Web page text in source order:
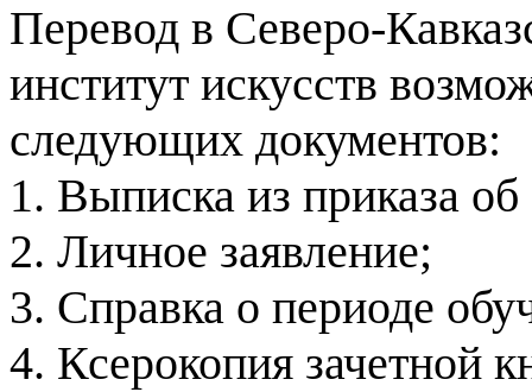
Перевод в Северо-
институт искусств
следующих документов:
1. Выписка из приказа об
2. Личное заявление;
3. Справка о периоде
4. Ксерокопия зачетной